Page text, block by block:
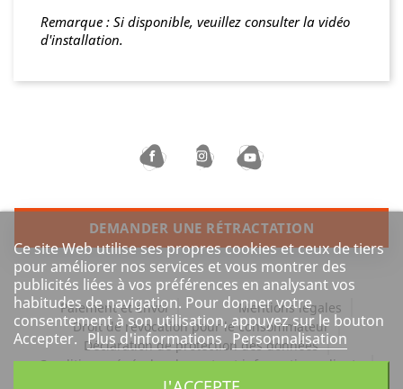
Remarque : Si disponible, veuillez consulter la vidéo
d'installation.
Ce site Web utilise ses propres cookies et ceux de tiers
pour améliorer nos services et vous montrer des
publicités liées à vos préférences en analysant vos
habitudes de navigation. Pour donner votre
consentement à son utilisation, appuyez sur le bouton
Accepter. Plus d'informations Personnalisation
DEMANDER UNE RÉTRACTATION
Paiement et envoi
Mentions légales
Droit de révocation pour le consommateur
Déclaration de protection des données
Conditions générales de vente et informations clients
Barrierefreiheit